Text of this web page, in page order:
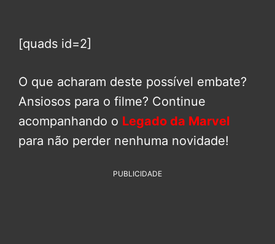
[quads id=2]
O que acharam deste possível embate?
Ansiosos para o filme? Continue
acompanhando o Legado da Marvel
para não perder nenhuma novidade!
PUBLICIDADE